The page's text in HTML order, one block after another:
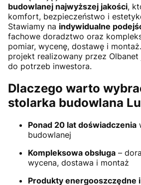
budowlanej najwyższej jakości,
komfort, bezpieczeństwo i
Stawiamy na indywidualne
fachowe doradztwo oraz
pomiar, wycenę, dostawę i
projekt realizowany przez
do potrzeb inwestora.
Dlaczego warto
stolarka budowlana
Ponad 20 lat doświadczenia
budowlanej
Kompleksowa obsługa –
wycena, dostawa i montaż
Produkty energooszczędne